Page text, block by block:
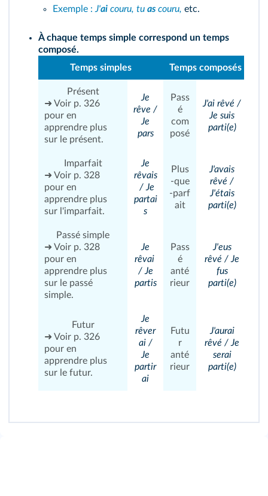
Exemple : J'ai couru, tu as couru, etc.
À chaque temps simple correspond un temps
composé.
Temps simples
Temps composés
Présent
➜ Voir p. 326
pour en
apprendre plus
sur le présent.
Je
rêve /
Je
pars
Pass
é
com
posé
J'ai rêvé /
Je suis
parti(e)
Imparfait
➜ Voir p. 328
pour en
apprendre plus
sur l'imparfait.
Je
rêvais
/ Je
partai
s
Plus
‑que
‑parf
ait
J'avais
rêvé /
J'étais
parti(e)
Passé simple
➜ Voir p. 328
pour en
apprendre plus
sur le passé
simple.
Je
rêvai
/ Je
partis
Pass
é
anté
rieur
J'eus
rêvé / Je
fus
parti(e)
Futur
➜ Voir p. 326
pour en
apprendre plus
sur le futur.
Je
rêver
ai /
Je
partir
ai
Futu
r
anté
rieur
J'aurai
rêvé / Je
serai
parti(e)